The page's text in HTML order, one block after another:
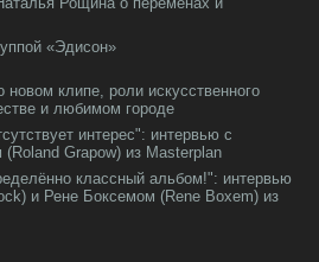
«Эдисон»
новом клипе, роли искусственного
и любимом городе
интерес": интервью с
Grapow) из Masterplan
классный альбом!": интервью
и Рене Боксемом (Rene Boxem) из